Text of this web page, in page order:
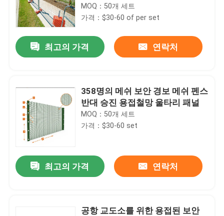
MOQ：50개 세트
가격：$30-60 of per set
최고의 가격 연락처
358명의 메쉬 보안 경보 메쉬 펜스
반대 승진 용접철망 울타리 패널
MOQ：50개 세트
가격：$30-60 set
최고의 가격 연락처
공항 교도소를 위한 용접된 보안